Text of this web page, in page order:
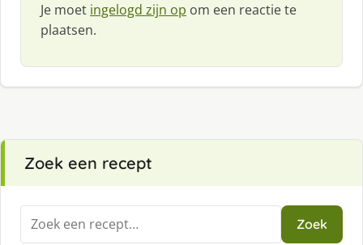
Je moet ingelogd zijn op om een reactie te
plaatsen.
Zoek een recept
Zoeken
naar:
Zoek